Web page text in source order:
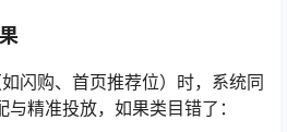
闪购、首页推荐位）时，系统同
精准投放，如果类目错了：